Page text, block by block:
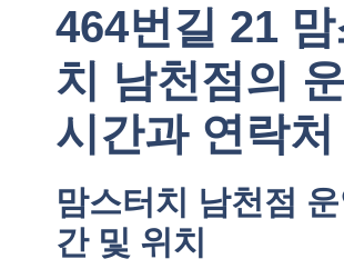
464번길 21 맘
치 남천점의
시간과 연락처
맘스터치 남천점 운
간 및 위치